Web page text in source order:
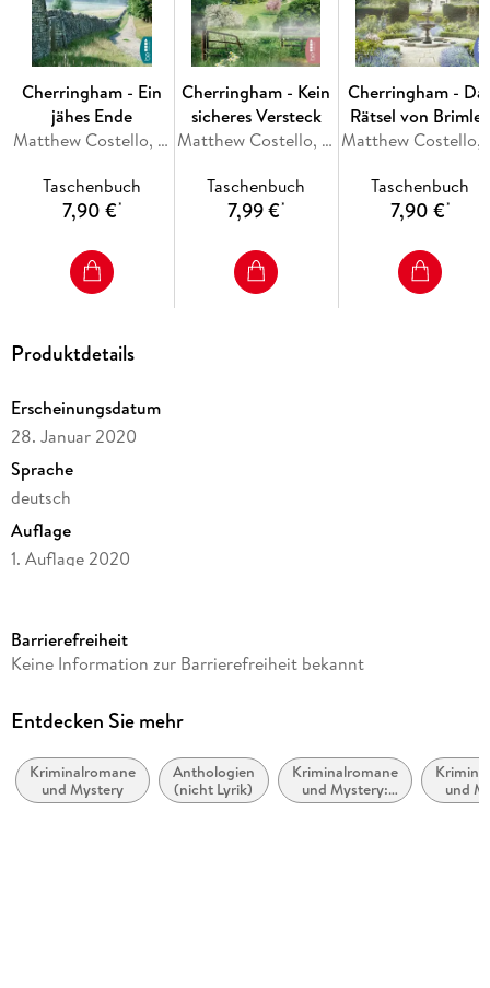
Cherringham - Ein
jähes Ende
Matthew Costello, Neil Richards
Taschenbuch
7,90 €*
Cherringham - Kein
sicheres Versteck
Matthew Costello, Neil Richards
Taschenbuch
7,99 €*
Cherringham -
Rätsel von Brimley
Manor
Taschenbuch
7,90 €*
Produktdetails
Erscheinungsdatum
28. Januar 2020
Sprache
deutsch
Auflage
1. Auflage 2020
Altersempfehlung
Reihe
Autor/Autorin
Matthew Costello, Neil Richards
Barrierefreiheit
Keine Information zur Barrierefreiheit bekannt
Entdecken Sie mehr
Kriminalromane
und Mystery
Anthologien
(nicht Lyrik)
Kriminalromane
und Mystery:
Ermittlerinnen
und
Cosy